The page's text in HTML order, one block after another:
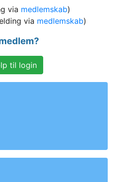
via medlemskab)
via medlemskab)
til login